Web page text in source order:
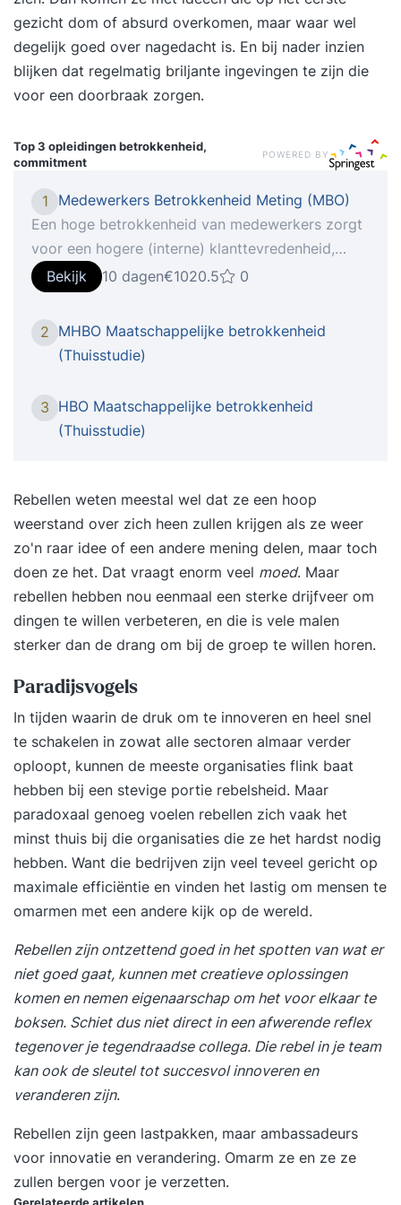
gezicht dom of absurd overkomen, maar waar wel
degelijk goed over nagedacht is. En bij nader inzien
blijken dat regelmatig briljante ingevingen te zijn die
voor een doorbraak zorgen.
Top 3 opleidingenbetrokkenheid,
commitment
POWERED BY
1
Medewerkers Betrokkenheid Meting (MBO)
Een hoge betrokkenheid van medewerkers zorgt
voor een hogere (interne) klanttevredenheid,
innovatie en slagkracht. Wil je flexibeler kunnen
inspelen op de kansen en bedreigingen in de
verbeterinitiatieven sneller en effectiever op te
pakken. Dan is een hoge mate
medewerkers betrokken zijn bij je organisatie
trekken ze eerder zaken naar zich toe, zijn ze
voor betere resultaten en een hogere
klanttevredenheid. Maar hoe creëer je een
hoge medewerkersbetrokkenheid? Dit is allemaal
mogelijk met de aanpak van Ricardo Semler
genaamd Semco. Semco van Ricardo Semler
Ricardo Semler heeft een effectieve methode
ontwikkeld die wereldwijd steeds meer
bekendheid krijgt. Deze aanpak wordt in meer of
minder extreme mate geïmplementeerd binnen
organisaties. In Nederland kennen we zijn
organisatie als het Semco Style
Instituut. Vibber is officieel partner van Semco
Style Institute en begeleid organisaties bij
de implementatie van deze filosofie. De basis is
simpel. Er zijn vijf speerpunten die van invloed
zijn op debetrokkenheid en slagkracht binnen je
organisatie. Deze zijn benoemd in onderstaande
Zelfmanagement Extreme stakeholder alignment
Creatieve innovatie Onderzoek naar
medewerkersbetrokkenheid Als je
de betrokkenheid van medewerkers wil verhogen,
dan is het verstandig om eerst een nulmeting uit
te voeren. Zo weet je hoe betrokken je
medewerkers daadwerkelijk zijn en waar het
verbeterpotentieel ligt. Deze meting vormt de
je slagkracht. Een medewerkersbetrokkenheid
onderzoek heeft lage investeringskosten, maar
een grote effect. Alle medewerkers krijgen een
Bekijk 10 dagen€1020.5 0
2 MHBO Maatschappelijke betrokkenheid
(Thuisstudie)
3 HBO Maatschappelijke betrokkenheid
(Thuisstudie)
Rebellen weten meestal wel dat ze een hoop
weerstand over zich heen zullen krijgen als ze weer
zo'n raar idee of een andere mening delen, maar toch
doen ze het. Dat vraagt enorm veel moed. Maar
rebellen hebben nou eenmaal een sterke drijfveer om
dingen te willen verbeteren, en die is vele malen
sterker dan de drang om bij de groep te willen horen.
Paradijsvogels
In tijden waarin de druk om te innoveren en heel snel
te schakelen in zowat alle sectoren almaar verder
oploopt, kunnen de meeste organisaties flink baat
hebben bij een stevige portie rebelsheid. Maar
paradoxaal genoeg voelen rebellen zich vaak het
minst thuis bij die organisaties die ze het hardst nodig
hebben. Want die bedrijven zijn veel teveel gericht op
maximale efficiëntie en vinden het lastig om mensen te
omarmen met een andere kijk op de wereld.
Rebellen zijn ontzettend goed in het spotten van wat er
niet goed gaat, kunnen met creatieve oplossingen
komen en nemen eigenaarschap om het voor elkaar te
boksen. Schiet dus niet direct in een afwerende reflex
tegenover je tegendraadse collega. Die rebel in je team
kan ook de sleutel tot succesvol innoveren en
veranderen zijn.
Rebellen zijn geen lastpakken, maar ambassadeurs
voor innovatie en verandering. Omarm ze en ze ze
zullen bergen voor je verzetten.